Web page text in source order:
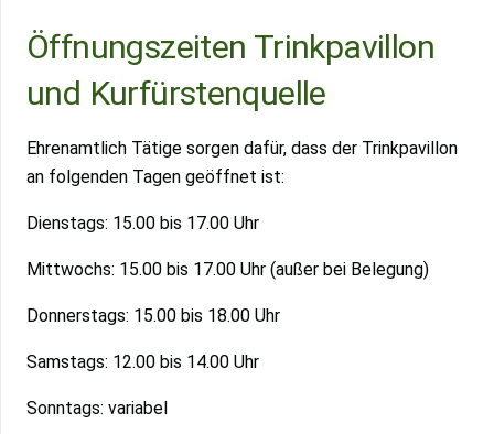
Öffnungszeiten Trinkpavillon
und Kurfürstenquelle
Ehrenamtlich Tätige sorgen dafür, dass der Trinkpavillon
an folgenden Tagen geöffnet ist:
Dienstags: 15.00 bis 17.00 Uhr
Mittwochs: 15.00 bis 17.00 Uhr (außer bei Belegung)
Donnerstags: 15.00 bis 18.00 Uhr
Samstags: 12.00 bis 14.00 Uhr
Sonntags: variabel